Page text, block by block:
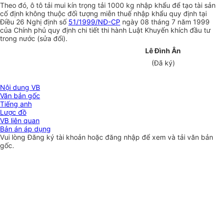
Theo đó, ô tô tải mui kín trọng tải 1000 kg nhập khẩu để tạo tài sản
cố định không thuộc đối tượng miễn thuế nhập khẩu quy định tại
Điều 26 Nghị định số 51/1999/NĐ-CP ngày 08 tháng 7 năm 1999
của Chính phủ quy định chi tiết thi hành Luật Khuyến khích đầu tư
trong nước (sửa đổi).
Lê Đình Ân
(Đã ký)
Nội dung VB
Văn bản gốc
Tiếng anh
Lược đồ
VB liên quan
Bản án áp dụng
Vui lòngĐăng ký tài khoản hoặc đăng nhập để xem và tải văn bản
gốc.